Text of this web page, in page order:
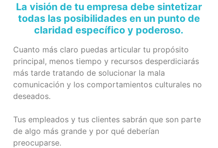
La visión de tu empresa debe sintetizar
todas las posibilidades en un punto de
claridad específico y poderoso.
Cuanto más claro puedas articular tu propósito
principal, menos tiempo y recursos desperdiciarás
más tarde tratando de solucionar la mala
comunicación y los comportamientos culturales no
deseados.
Tus empleados y tus clientes sabrán que son parte
de algo más grande y por qué deberían
preocuparse.